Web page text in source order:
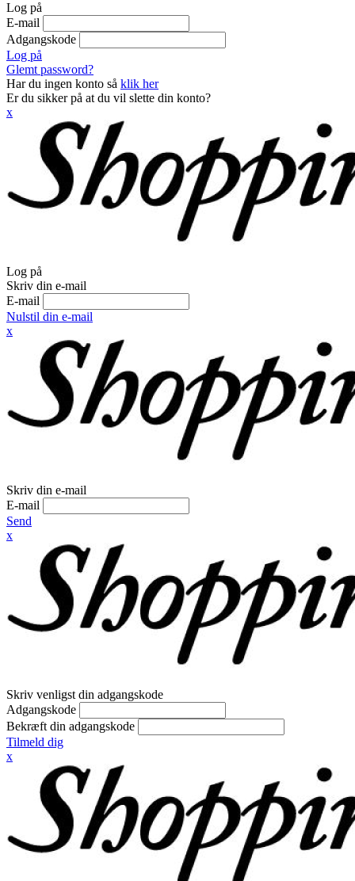
Log på
E-mail
Adgangskode
Log på
Glemt password?
Har du ingen konto så klik her
Er du sikker på at du vil slette din konto?
x
Log på
Skriv din e-mail
E-mail
Nulstil din e-mail
x
Skriv din e-mail
E-mail
Send
x
Skriv venligst din adgangskode
Adgangskode
Bekræft din adgangskode
Tilmeld dig
x